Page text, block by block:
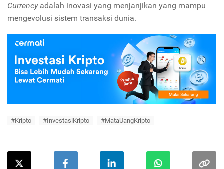
Currencyadalah inovasi yang menjanjikan yang mampu
mengevolusi sistem transaksi dunia.
#Kripto #InvestasiKripto #MataUangKripto